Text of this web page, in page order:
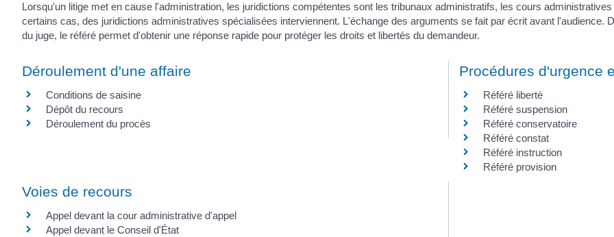
Lorsqu'un litige met en cause l'administration, les juridictions compétentes sont les tribunaux administratifs, les cours
certains cas, des juridictions administratives spécialisées interviennent. L'échange des arguments se fait par écrit avant l'audience.
du juge, le référé permet d'obtenir une réponse rapide pour protéger les droits et libertés du demandeur.
Déroulement d'une affaire
Conditions de saisine
Dépôt du recours
Déroulement du procès
Procédures d'urgence
Référé liberté
Référé suspension
Référé conservatoire
Référé constat
Référé instruction
Référé provision
Voies de recours
Appel devant la cour administrative d'appel
Appel devant le Conseil d'État